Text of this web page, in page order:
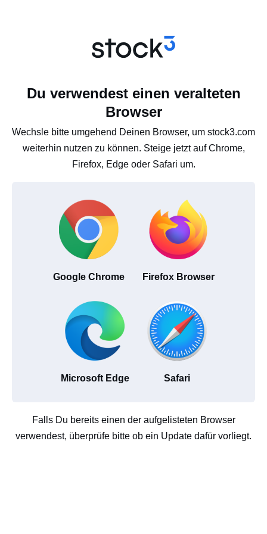
Du verwendest einen veralteten
Browser
Wechsle bitte umgehend Deinen Browser, um stock3.com
weiterhin nutzen zu können. Steige jetzt auf Chrome,
Firefox, Edge oder Safari um.
Google Chrome Firefox Browser
Microsoft Edge Safari
Falls Du bereits einen der aufgelisteten Browser
verwendest, überprüfe bitte ob ein Update dafür vorliegt.